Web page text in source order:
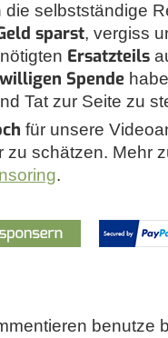
die selbstständige
sparst, vergiss
Ersatzteils
Spende
Tat zur Seite zu
für unsere
zu schätzen. Mehr
.
benutze